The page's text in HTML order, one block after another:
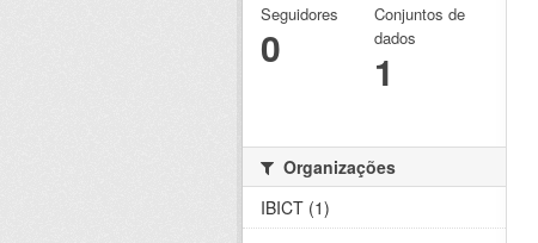
Seguidores
0
Conjuntos de
dados
1
Organizações
IBICT (1)